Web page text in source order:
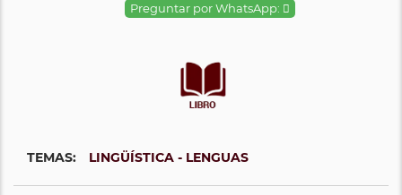
Preguntar por WhatsApp:
TEMAS: LINGÜÍSTICA - LENGUAS